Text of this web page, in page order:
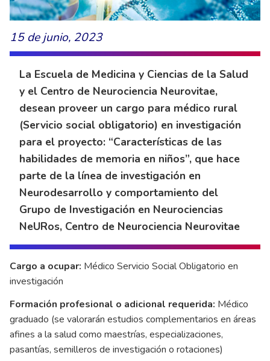
15 de junio, 2023
La Escuela de Medicina y Ciencias de la Salud
y el Centro de Neurociencia Neurovitae,
desean proveer un cargo para médico rural
(Servicio social obligatorio) en investigación
para el proyecto: “Características de las
habilidades de memoria en niños”, que hace
parte de la línea de investigación en
Neurodesarrollo y comportamiento del
Grupo de Investigación en Neurociencias
NeURos, Centro de Neurociencia Neurovitae
Cargo a ocupar: Médico Servicio Social Obligatorio en
investigación
Formación profesional o adicional requerida: Médico
graduado (se valorarán estudios complementarios en áreas
afines a la salud como maestrías, especializaciones,
pasantías, semilleros de investigación o rotaciones)